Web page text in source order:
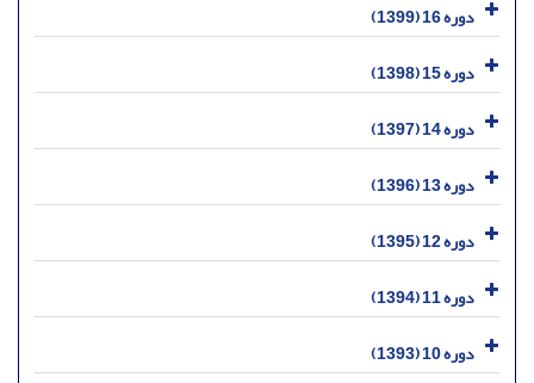
دوره 16 (1399)
دوره 15 (1398)
دوره 14 (1397)
دوره 13 (1396)
دوره 12 (1395)
دوره 11 (1394)
دوره 10 (1393)